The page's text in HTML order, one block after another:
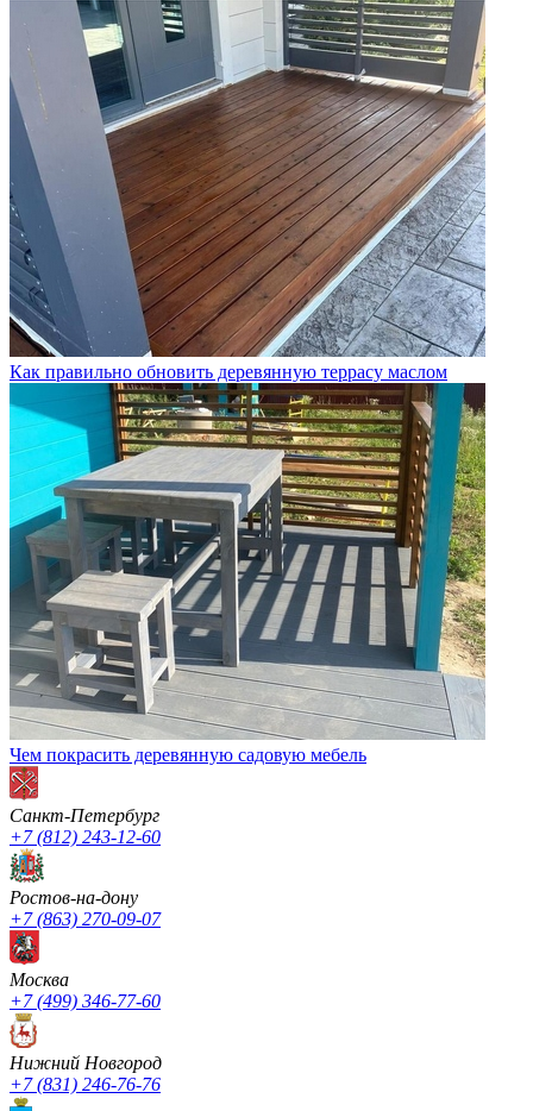
Как правильно обновить деревянную террасу маслом
Чем покрасить деревянную садовую мебель
Санкт-Петербург
+7 (812) 243-12-60
Ростов-на-дону
+7 (863) 270-09-07
Москва
+7 (499) 346-77-60
Нижний Новгород
+7 (831) 246-76-76